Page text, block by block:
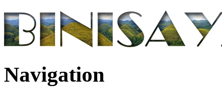
Navigation